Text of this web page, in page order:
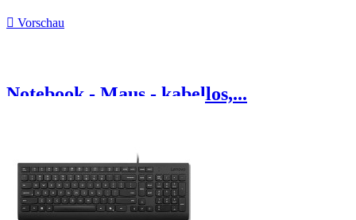
 Vorschau
Notebook - Maus - kabellos,...